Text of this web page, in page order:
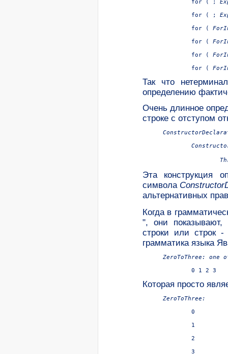
	for ( ;
	for ( ;
for (
	for (
	for (
	for (
Так что
определению
Очень длинное
строке с отступом
Эта конструкция
символа
альтернативных
Когда в
", они
строки или строк -
грамматика языка
ZeroToThree: one
Которая просто
ZeroToThree:
0
1
2